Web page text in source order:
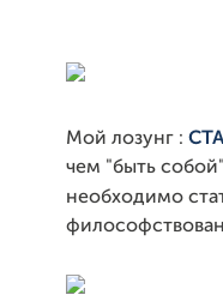
Мой лозунг :
чем "быть
необходимо